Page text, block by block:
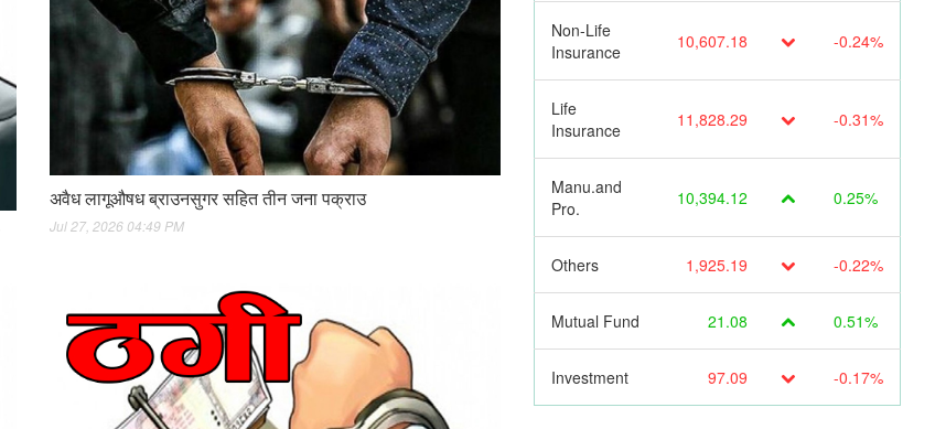
अवैध लागूऔषध ब्राउनसुगर सहित तीन जना पक्राउ
Jul 27, 2026 04:49 PM
Non-Life
Insurance
10,607.18 -0.24%
Life
Insurance
11,828.29 -0.31%
Manu.and
Pro.
10,394.12 0.25%
Others 1,925.19 -0.22%
Mutual Fund 21.08 0.51%
Investment 97.09 -0.17%